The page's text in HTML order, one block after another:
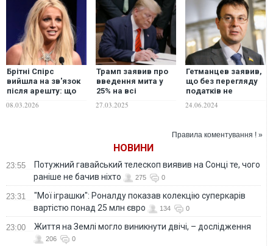
Брітні Спірс
вийшла на зв'язок
після арешту: що
заявила співачка
08.03.2026
Трамп заявив про
введення мита у
25% на всі
автомобілі, що
ввозяться до США
27.03.2025
Гетманцев заявив,
що без перегляду
податків не
обійтися: що чекає
на українців
24.06.2024
Правила коментування ! »
НОВИНИ
23:55
Потужний гавайський телескоп виявив на Сонці те, чого
раніше не бачив ніхто
275 0
23:31
"Мої іграшки": Роналду показав колекцію суперкарів
вартістю понад 25 млн євро
134 0
23:00 Життя на Землі могло виникнути двічі, – дослідження
206 0